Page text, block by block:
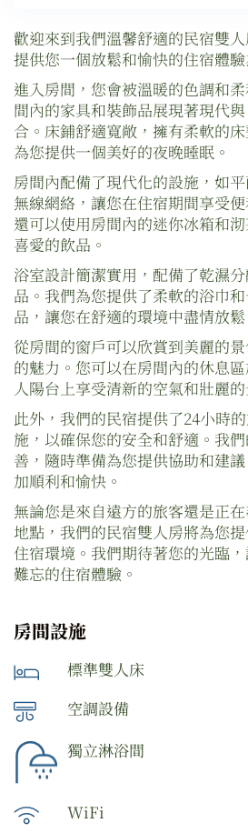
歡迎來到我們溫馨舒適的民宿雙
提供您一個放鬆和愉快的住宿體驗
進入房間，您會被溫暖的色調和
間內的家具和裝飾品展現著現代
合。床鋪舒適寬敞，擁有柔軟的
為您提供一個美好的夜晚睡眠。
房間內配備了現代化的設施，如
無線網絡，讓您在住宿期間享受
還可以使用房間內的迷你冰箱和
喜愛的飲品。
浴室設計簡潔實用，配備了乾濕
品。我們為您提供了柔軟的浴巾
品，讓您在舒適的環境中盡情放鬆
從房間的窗戶可以欣賞到美麗的
的魅力。您可以在房間內的休息
人陽台上享受清新的空氣和壯麗的
此外，我們的民宿提供了24小時
施，以確保您的安全和舒適。我
善，隨時準備為您提供協助和建
加順利和愉快。
無論您是來自遠方的旅客還是正
地點，我們的民宿雙人房將為您
住宿環境。我們期待著您的光臨
難忘的住宿體驗。
房間設施
標準雙人床
空調設備
獨立淋浴間
WiFi​​